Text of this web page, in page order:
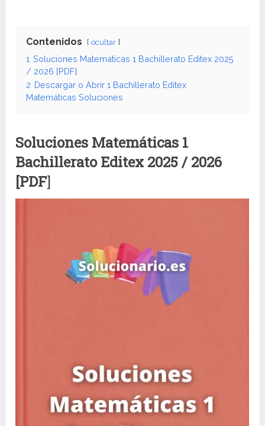
Contenidos ocultar
1 Soluciones Matemáticas 1 Bachillerato Editex 2025
/ 2026 [PDF]
2 Descargar o Abrir 1 Bachillerato Editex
Matemáticas Soluciones
Soluciones Matemáticas 1
Bachillerato Editex 2025 / 2026
[PDF]